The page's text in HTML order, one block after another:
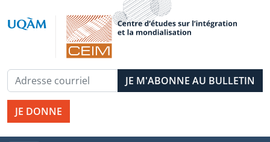
JE DONNE